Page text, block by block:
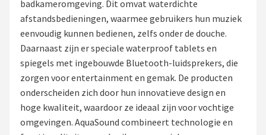
Samsung
Shop
Power Dynamics
Soundskins
badkameromgeving. Dit omvat waterdichte
afstandsbedieningen, waarmee gebruikers hun muziek
eenvoudig kunnen bedienen, zelfs onder de douche.
Daarnaast zijn er speciale waterproof tablets en
spiegels met ingebouwde Bluetooth-luidsprekers, die
zorgen voor entertainment en gemak. De producten
onderscheiden zich door hun innovatieve design en
hoge kwaliteit, waardoor ze ideaal zijn voor vochtige
omgevingen. AquaSound combineert technologie en